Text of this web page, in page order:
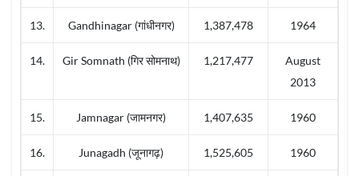
13. Gandhinagar (गांधीनगर) 1,387,478 1964
14. Gir Somnath (गिर सोमनाथ) 1,217,477
August
2013
15. Jamnagar (जामनगर) 1,407,635 1960
16. Junagadh (जूनागढ़) 1,525,605 1960